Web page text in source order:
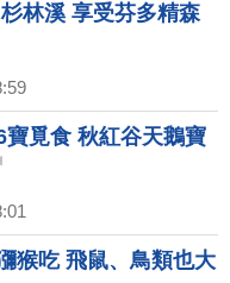
林溪 享受芬多精森
寶覓食 秋紅谷天鵝寶
猴吃 飛鼠、鳥類也大